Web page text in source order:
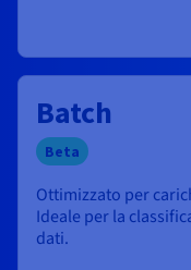
Batch
Beta
Ottimizzato per
Ideale per la
dati.